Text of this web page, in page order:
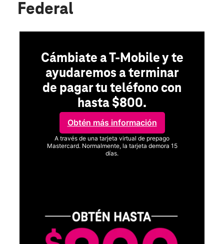
Federal
Cámbiate a T-Mobile y te
ayudaremos a terminar
de pagar tu teléfono con
hasta $800.
Obtén más información
A través de una tarjeta virtual de prepago
Mastercard. Normalmente, la tarjeta demora 15
días.